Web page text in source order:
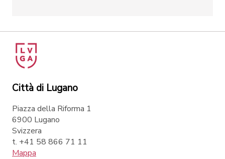
Città di Lugano
Piazza della Riforma 1
6900 Lugano
Svizzera
t. +41 58 866 71 11
Mappa